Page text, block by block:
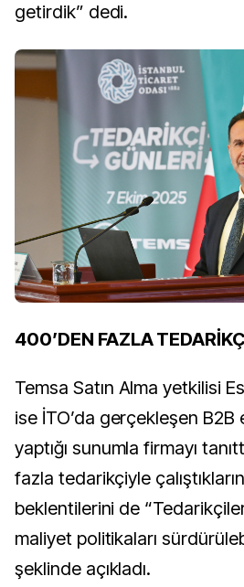
getirdik” dedi.
400’DEN FAZLA
Temsa Satın Alma yetkilisi
ise İTO’da gerçekleşen
yaptığı sunumla firmayı
fazla tedarikçiyle
beklentilerini de
maliyet politikaları
şeklinde açıkladı.